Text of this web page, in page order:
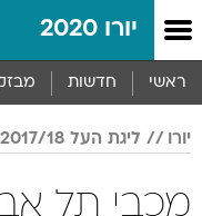
יורו 2020
ראשי חדשות
יורו ליגת העל 2017/18
מכבי תל